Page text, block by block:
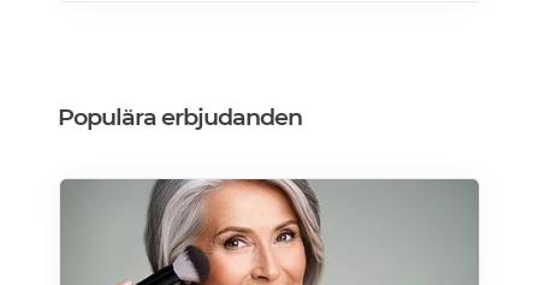
från 8796Kr. Läs mer om massagestolar på
SweHealth.se>>>
Populära erbjudanden